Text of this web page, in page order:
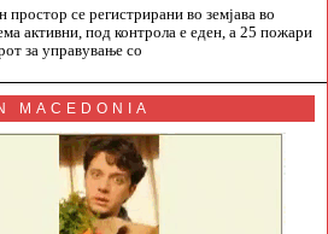
се регистрирани во земјава во
активни, под контрола е еден, а 25 пожари
за управување со
MACEDONIA